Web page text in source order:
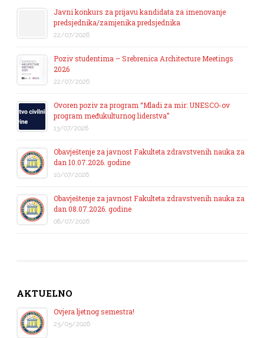
Javni konkurs za prijavu kandidata za imenovanje
predsjednika/zamjenika predsjednika
22/07/2026
Poziv studentima – Srebrenica Architecture Meetings
2026
22/07/2026
Ovoren poziv za program “Mladi za mir: UNESCO-ov
program međukulturnog liderstva”
13/07/2026
Obavještenje za javnost Fakulteta zdravstvenih nauka za
dan 10.07.2026. godine
10/07/2026
Obavještenje za javnost Fakulteta zdravstvenih nauka za
dan 08.07.2026. godine
08/07/2026
AKTUELNO
Ovjera ljetnog semestra!
25/05/2026